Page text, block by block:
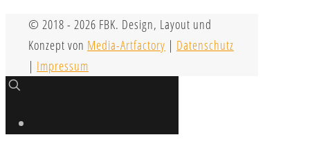
© 2018 - 2026 FBK. Design, Layout und
Konzept von Media-Artfactory | Datenschutz
| Impressum